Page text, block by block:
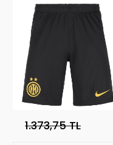
1.373,75 TL